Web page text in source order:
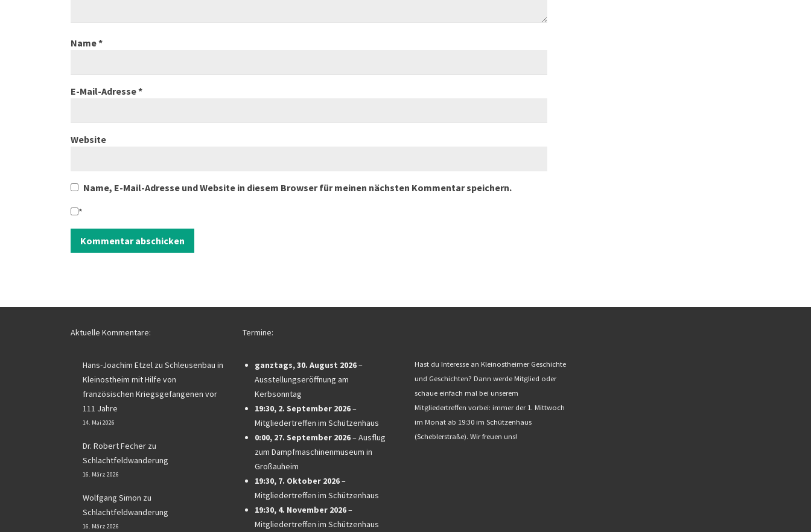
Name*
E-Mail-Adresse*
Website
Name, E-Mail-Adresse und Website in diesem Browser für meinen nächsten Kommentar speichern.
*
Aktuelle Kommentare:
Hans-Joachim Etzel zu Schleusenbau in
Kleinostheim mit Hilfe von
französischen Kriegsgefangenen vor
111 Jahre
14. Mai 2026
Dr. Robert Fecher zu
Schlachtfeldwanderung
16. März 2026
Wolfgang Simon zu
Schlachtfeldwanderung
16. März 2026
Termine:
ganztags,30. August 2026–
Ausstellungseröffnung am
Kerbsonntag
19:30, 2. September 2026–
Mitgliedertreffen im Schützenhaus
0:00, 27. September 2026–Ausflug
zum Dampfmaschinenmuseum in
Großauheim
19:30, 7. Oktober 2026–
Mitgliedertreffen im Schützenhaus
19:30, 4. November 2026–
Mitgliedertreffen im Schützenhaus
Hast du Interesse an Kleinostheimer Geschichte
und Geschichten? Dann werde Mitglied oder
schaue einfach mal bei unserem
Mitgliedertreffen vorbei: immer der 1. Mittwoch
im Monat ab 19:30 im Schützenhaus
(Scheblerstraße). Wir freuen uns!